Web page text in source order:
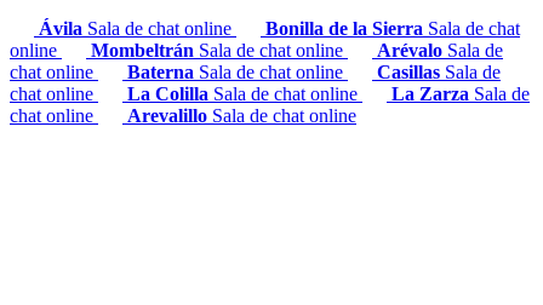
Ávila Sala de chat online Bonilla de la Sierra Sala de chat
online
Mombeltrán Sala de chat online Arévalo Sala de
chat online
Baterna Sala de chat online Casillas Sala de
chat online
La Colilla Sala de chat online La Zarza Sala de
chat online
Arevalillo Sala de chat online